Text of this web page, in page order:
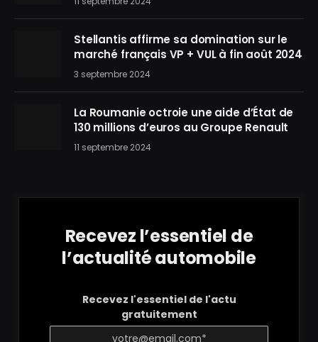
Stellantis affirme sa domination sur le
marché français VP + VUL à fin août 2024
3 septembre 2024
La Roumanie octroie une aide d’État de
130 millions d’euros au Groupe Renault
11 septembre 2024
Recevez l’essentiel de
l’actualité automobile
Recevez l'essentiel de l'actu
gratuitement